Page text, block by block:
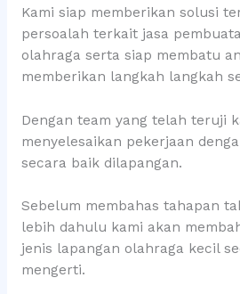
Kami siap memberikan solusi
persoalah terkait jasa
olahraga serta siap membatu
memberikan langkah langkah
Dengan team yang telah teruji
menyelesaikan pekerjaan
secara baik dilapangan.
Sebelum membahas tahapan
lebih dahulu kami akan
jenis lapangan olahraga kecil
mengerti.